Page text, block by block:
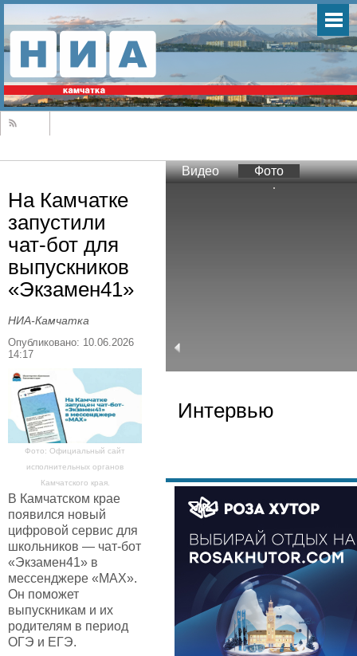
На Камчатке
запустили
чат-бот для
выпускников
«Экзамен41»
НИА-Камчатка
Опубликовано: 10.06.2026
14:17
Фото: Официальный сайт
исполнительных органов
Камчатского края.
В Камчатском крае
появился новый
цифровой сервис для
школьников — чат-бот
«Экзамен41» в
мессенджере «МАХ».
Он поможет
выпускникам и их
родителям в период
ОГЭ и ЕГЭ.
Видео Фото
Интервью